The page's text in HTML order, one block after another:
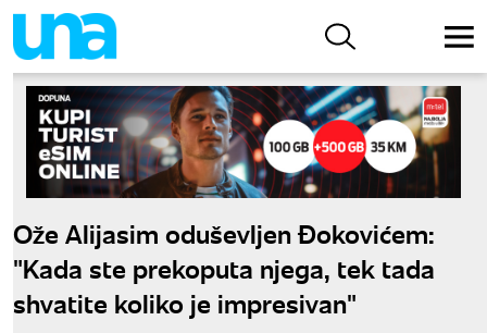
Ože Alijasim oduševljen Đokovićem:
"Kada ste prekoputa njega, tek tada
shvatite koliko je impresivan"